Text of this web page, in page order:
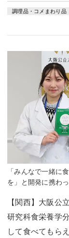
調理品・コメまわり品
「みんなで一緒に
を」と開発に携わ
【関西】大阪公
研究科食栄養学
して食べてもら